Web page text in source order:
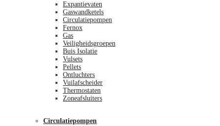
Expantievaten
Gaswandketels
Circulatiepompen
Fernox
Gas
Veiligheidsgroepen
Buis Isolatie
Vulsets
Pellets
Ontluchters
Vuilafscheider
Thermostaten
Zoneafsluiters
Circulatiepompen